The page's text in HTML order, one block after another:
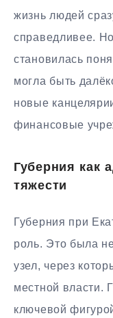
жизнь людей
справедливее.
становилась
могла быть
новые
финансовые
Губерния как
тяжести
Губерния при
роль. Это была
узел, через
местной власти.
ключевой